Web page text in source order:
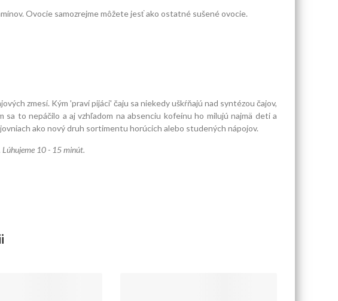
Ovocie samozrejme môžete jesť ako ostatné sušené ovocie.
zmesí. Kým 'praví pijáci' čaju sa niekedy uškŕňajú nad syntézou čajov,
to nepáčilo a aj vzhľadom na absenciu kofeínu ho milujú najmä deti a
ako nový druh sortimentu horúcich alebo studených nápojov.
10 - 15 minút.